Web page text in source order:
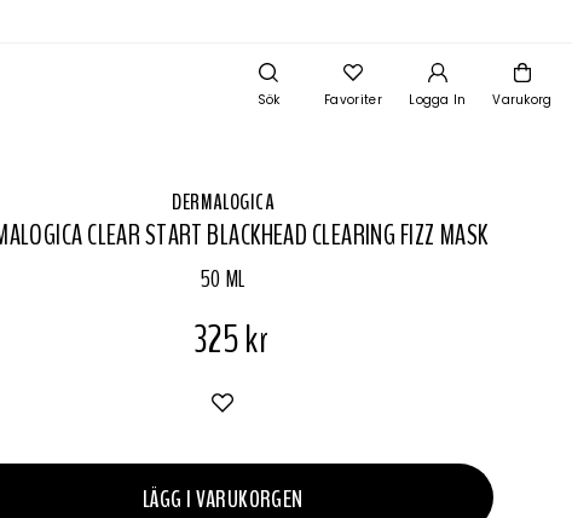
Varukorg
Logga In
Favoriter
Sök
DERMALOGICA
CLEAR START BLACKHEAD CLEARING FIZZ MASK
50 ML
325 kr
LÄGG I VARUKORGEN